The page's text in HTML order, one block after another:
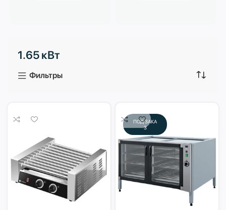
3 продукта
1.65 кВт
Фильтры
ПОД ЗАКА
З